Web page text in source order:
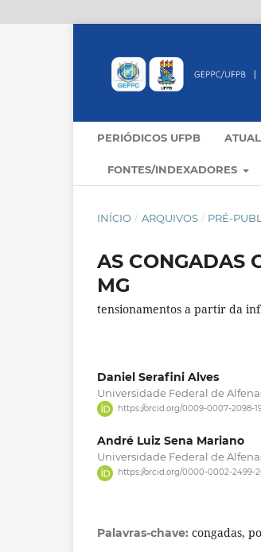
PERIÓDICOS UFPB ATUAL
FONTES/INDEXADORES
INÍCIO / ARQUIVOS / PRÉ-
AS CONGADAS
MG
tensionamentos a partir da
Daniel Serafini Alves
Universidade Federal de
https://orcid.org/0009-0007-2098-
André Luiz Sena Mariano
Universidade Federal de
https://orcid.org/0000-0002-2499-
Palavras-chave: congadas,